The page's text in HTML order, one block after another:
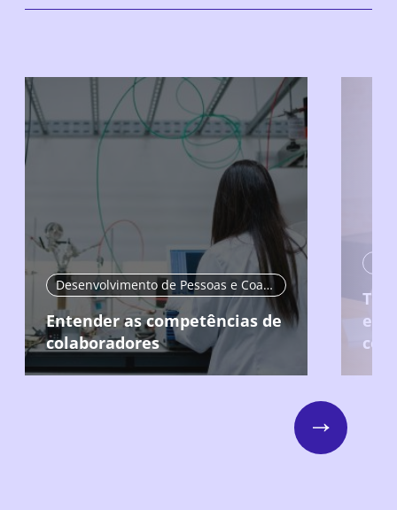
Desenvolvimento de Pessoas e Coaching
Entender as competências de
colaboradores
Next